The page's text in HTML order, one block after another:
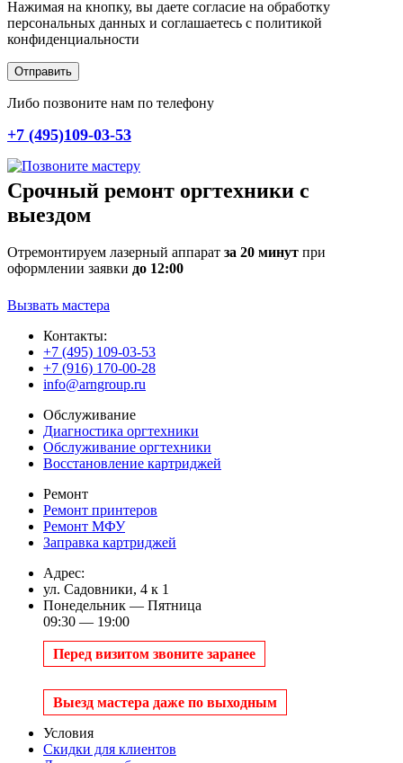
Нажимая на кнопку, вы даете согласие на обработку
персональных данных и соглашаетесь c политикой
конфиденциальности
Отправить
Либо позвоните нам по телефону
+7 (495)109-03-53
Срочный ремонт оргтехники с
выездом
Отремонтируем лазерный аппарат за 20 минут при
оформлении заявки до 12:00
Вызвать мастера
Контакты:
+7 (495) 109-03-53
+7 (916) 170-00-28
info@arngroup.ru
Обслуживание
Диагностика оргтехники
Обслуживание оргтехники
Восстановление картриджей
Ремонт
Ремонт принтеров
Ремонт МФУ
Заправка картриджей
Адрес:
ул. Садовники, 4 к 1
Понедельник — Пятница
09:30 — 19:00
Перед визитом звоните заранее
Выезд мастера даже по выходным
Условия
Скидки для клиентов